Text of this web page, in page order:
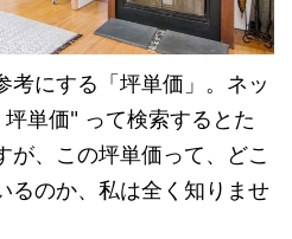
考にする「坪単価」。ネッ
単価" って検索するとた
が、この坪単価って、どこ
るのか、私は全く知りませ